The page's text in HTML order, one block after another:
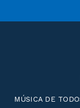
MÚSICA DE